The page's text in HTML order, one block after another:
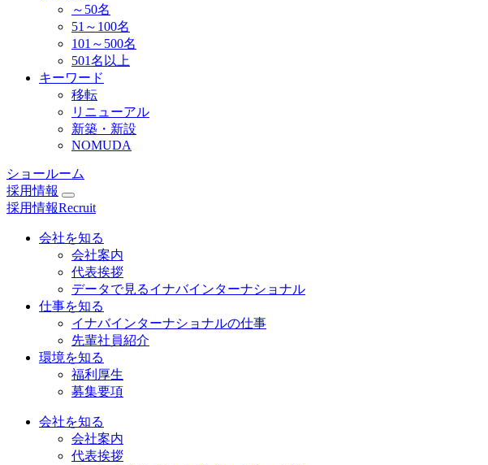
～50名
51～100名
101～500名
501名以上
キーワード
移転
リニューアル
新築・新設
NOMUDA
ショールーム
採用情報
採用情報Recruit
会社を知る
会社案内
代表挨拶
データで見るイナバインターナショナル
仕事を知る
イナバインターナショナルの仕事
先輩社員紹介
環境を知る
福利厚生
募集要項
会社を知る
会社案内
代表挨拶